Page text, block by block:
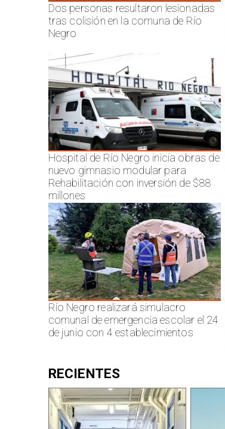
Dos personas resultaron lesionadas
tras colisión en la comuna de Río
Negro
Hospital de Río Negro inicia obras de
nuevo gimnasio modular para
Rehabilitación con inversión de $88
millones
Río Negro realizará simulacro
comunal de emergencia escolar el 24
de junio con 4 establecimientos
RECIENTES